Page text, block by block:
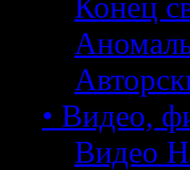
• Видео,
Видео